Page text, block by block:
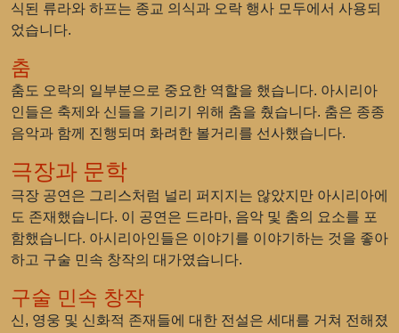
식된 류라와 하프는 종교 의식과 오락 행사 모두에서 사용되
었습니다.
춤
춤도 오락의 일부분으로 중요한 역할을 했습니다. 아시리아
인들은 축제와 신들을 기리기 위해 춤을 췄습니다. 춤은 종종
음악과 함께 진행되며 화려한 볼거리를 선사했습니다.
극장과 문학
극장 공연은 그리스처럼 널리 퍼지지는 않았지만 아시리아에
도 존재했습니다. 이 공연은 드라마, 음악 및 춤의 요소를 포
함했습니다. 아시리아인들은 이야기를 이야기하는 것을 좋아
하고 구술 민속 창작의 대가였습니다.
구술 민속 창작
신, 영웅 및 신화적 존재들에 대한 전설은 세대를 거쳐 전해졌